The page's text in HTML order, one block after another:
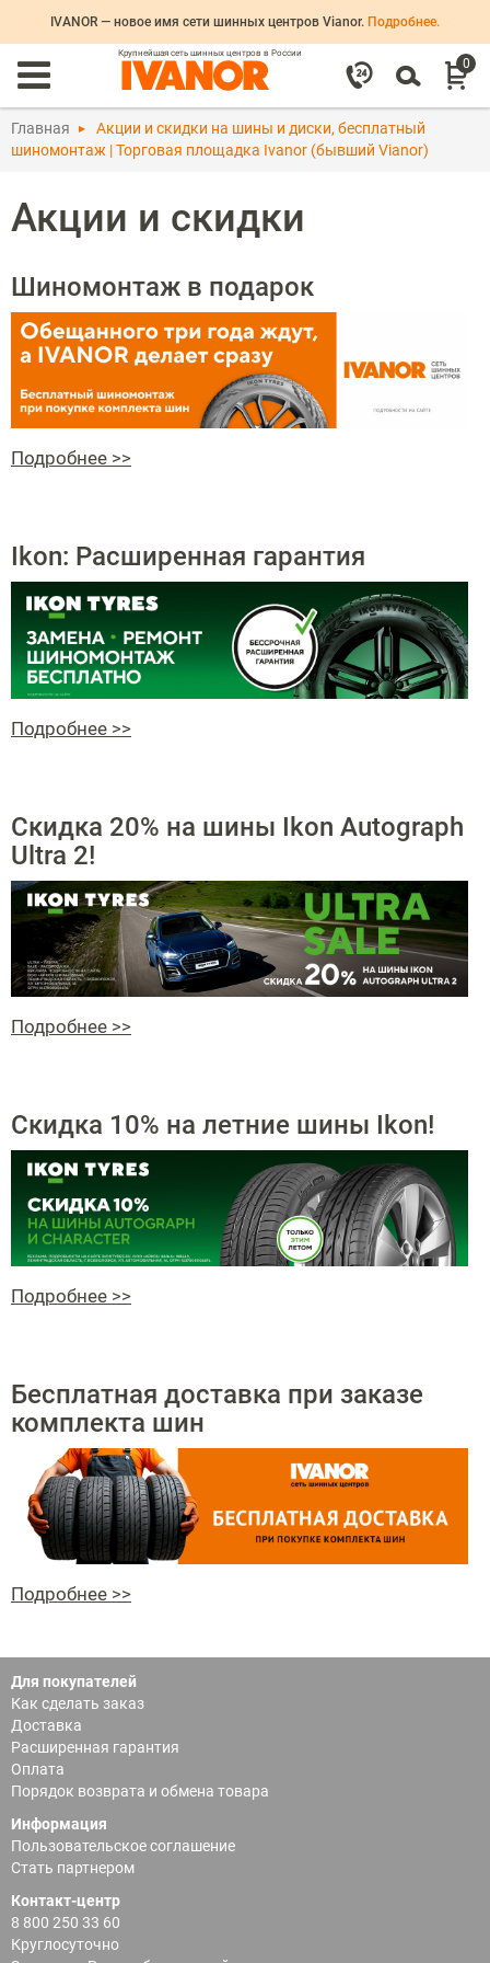
IVANOR — новое имя сети шинных центров Vianor. Подробнее.
0
Крупнейшая сеть шинных центров в России
Главная
Акции и скидки на шины и диски, бесплатный
шиномонтаж | Торговая площадка Ivanor (бывший Vianor)
Акции и скидки
Шиномонтаж в подарок
Подробнее >>
Ikon: Расширенная гарантия
Подробнее >>
Скидка 20% на шины Ikon Autograph
Ultra 2!
Подробнее >>
Скидка 10% на летние шины Ikon!
Подробнее >>
Бесплатная доставка при заказе
комплекта шин
Подробнее >>
Для покупателей
Как сделать заказ
Доставка
Расширенная гарантия
Оплата
Порядок возврата и обмена товара
Информация
Пользовательское соглашение
Стать партнером
Контакт-центр
8 800 250 33 60
Круглосуточно